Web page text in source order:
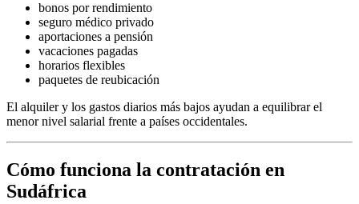
bonos por rendimiento
seguro médico privado
aportaciones a pensión
vacaciones pagadas
horarios flexibles
paquetes de reubicación
El alquiler y los gastos diarios más bajos ayudan a equilibrar el
menor nivel salarial frente a países occidentales.
Cómo funciona la contratación en
Sudáfrica